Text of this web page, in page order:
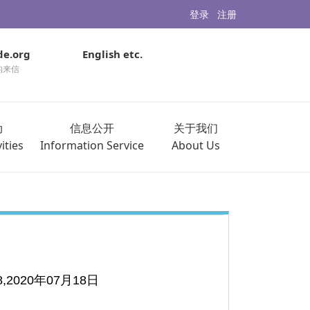
登录 注册
来信
English etc.
信息公开
Information Service
关于我们
About Us
年07月18日